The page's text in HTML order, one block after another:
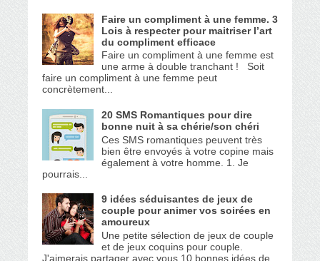
Faire un compliment à une femme. 3
Lois à respecter pour maitriser l’art
du compliment efficace
Faire un compliment à une femme est
une arme à double tranchant ! Soit
faire un compliment à une femme peut
concrètement...
20 SMS Romantiques pour dire
bonne nuit à sa chérie/son chéri
Ces SMS romantiques peuvent très
bien être envoyés à votre copine mais
également à votre homme. 1. Je
pourrais...
9 idées séduisantes de jeux de
couple pour animer vos soirées en
amoureux
Une petite sélection de jeux de couple
et de jeux coquins pour couple.
J'aimerais partager avec vous 10 bonnes idées de